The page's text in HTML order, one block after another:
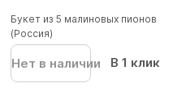
Букет из 5 малиновых пионов
(Россия)
Нет в наличии В 1 клик